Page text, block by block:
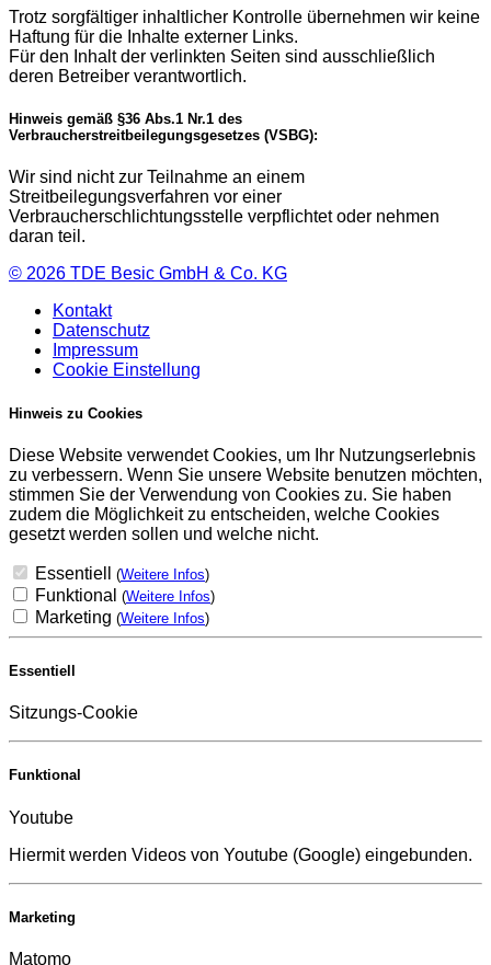
Trotz sorgfältiger inhaltlicher Kontrolle übernehmen wir keine
Haftung für die Inhalte externer Links.
Für den Inhalt der verlinkten Seiten sind ausschließlich
deren Betreiber verantwortlich.
Hinweis gemäß §36 Abs.1 Nr.1 des
Verbraucherstreitbeilegungsgesetzes (VSBG):
Wir sind nicht zur Teilnahme an einem
Streitbeilegungsverfahren vor einer
Verbraucherschlichtungsstelle verpflichtet oder nehmen
daran teil.
© 2026 TDE Besic GmbH & Co. KG
Kontakt
Datenschutz
Impressum
Cookie Einstellung
Hinweis zu Cookies
Diese Website verwendet Cookies, um Ihr Nutzungserlebnis
zu verbessern. Wenn Sie unsere Website benutzen möchten,
stimmen Sie der Verwendung von Cookies zu. Sie haben
zudem die Möglichkeit zu entscheiden, welche Cookies
gesetzt werden sollen und welche nicht.
Essentiell (Weitere Infos)
Funktional (Weitere Infos)
Marketing (Weitere Infos)
Essentiell
Sitzungs-Cookie
Funktional
Youtube
Hiermit werden Videos von Youtube (Google) eingebunden.
Marketing
Matomo